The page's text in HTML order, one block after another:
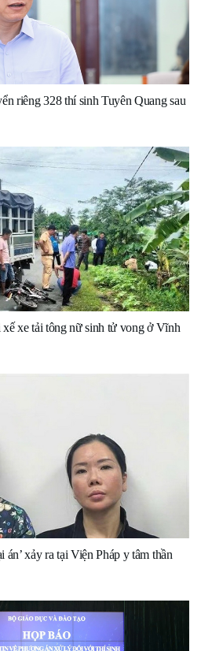
riêng 328 thí sinh Tuyên Quang sau
xế xe tải tông nữ sinh tử vong ở Vĩnh
án’ xảy ra tại Viện Pháp y tâm thần